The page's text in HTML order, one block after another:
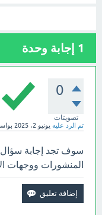
1 إجابة وحدة
0
تصويتات
تم الرد عليه يونيو 2، 2025
سوف تجد إجابة سؤال
المنشورات ووجهات